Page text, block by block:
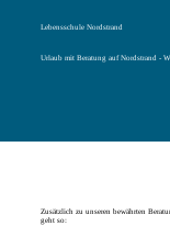
Lebensschule Nordstrand
Urlaub mit Beratung auf Nordstrand -
Zusätzlich zu unseren bewährten
geht so: